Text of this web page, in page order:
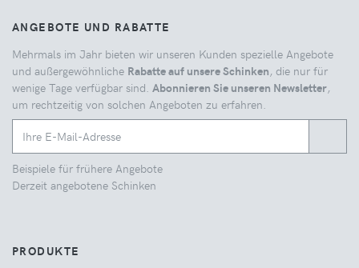
ANGEBOTE UND RABATTE
Mehrmals im Jahr bieten wir unseren Kunden spezielle Angebote
und außergewöhnliche Rabatte auf unsere Schinken, die nur für
wenige Tage verfügbar sind. Abonnieren Sie unseren Newsletter,
um rechtzeitig von solchen Angeboten zu erfahren.
Beispiele für frühere Angebote
Derzeit angebotene Schinken
PRODUKTE